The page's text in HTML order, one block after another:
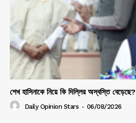
শেখ হাসিনাকে নিয়ে কি দিল্লির অস্বস্তি বেড়েছে?
Daily Opinion Stars - 06/08/2026